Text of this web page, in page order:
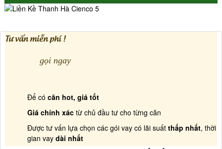
Tư vấn miễn phí !
gọi ngay
Để có căn hot, giá tốt
Giá chính xáctừ chủ đầu tư cho từng căn
Được tư vấn lựa chọn các gói vay có lãi suất thấp nhất, thời
gian vay dài nhất